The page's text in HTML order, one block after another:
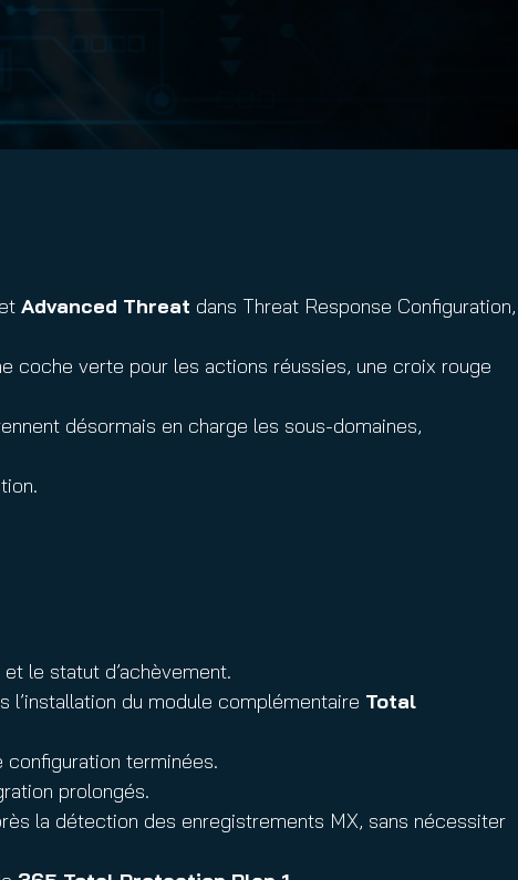
et Advanced Threat dans Threat Response Configuration,
coche verte pour les actions réussies, une croix rouge
désormais en charge les sous-domaines,
le statut d’achèvement.
l’installation du module complémentaire Total
terminées.
prolongés.
la détection des enregistrements MX, sans nécessiter